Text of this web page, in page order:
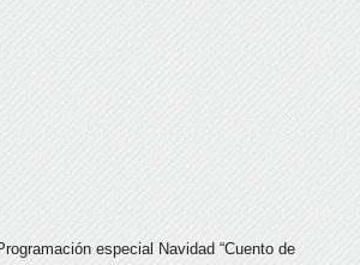
especial Navidad “Cuento de